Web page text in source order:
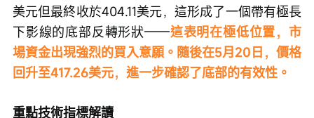
美元但最終收於404.11美元，這形成了一個帶有極長
下影線的底部反轉形狀——這表明在極低位置，市
場資金出現強烈的買入意願。隨後在5月20日，價格
回升至417.26美元，進一步確認了底部的有效性。
重點技術指標解讀